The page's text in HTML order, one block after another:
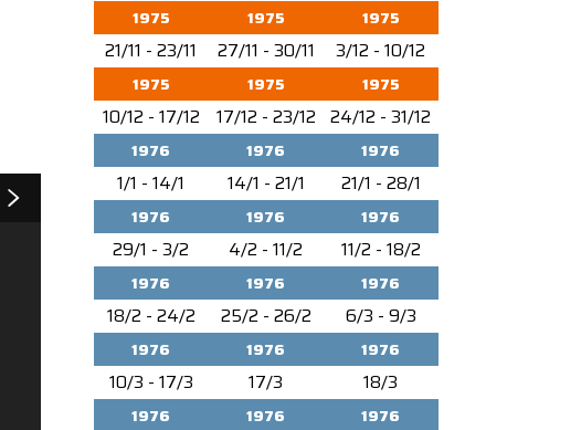
1975
21/11 - 23/11
1975
27/11 - 30/11
1975
3/12 - 10/12
1975
10/12 - 17/12
1975
17/12 - 23/12
1975
24/12 - 31/12
1976
1/1 - 14/1
1976
14/1 - 21/1
1976
21/1 - 28/1
1976
29/1 - 3/2
1976
4/2 - 11/2
1976
11/2 - 18/2
1976
18/2 - 24/2
1976
25/2 - 26/2
1976
6/3 - 9/3
1976
10/3 - 17/3
1976
17/3
1976
18/3
1976 1976 1976